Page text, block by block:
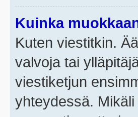
Kuinka
Kuten viestitkin.
valvoja tai
viestiketjun
yhteydessä.